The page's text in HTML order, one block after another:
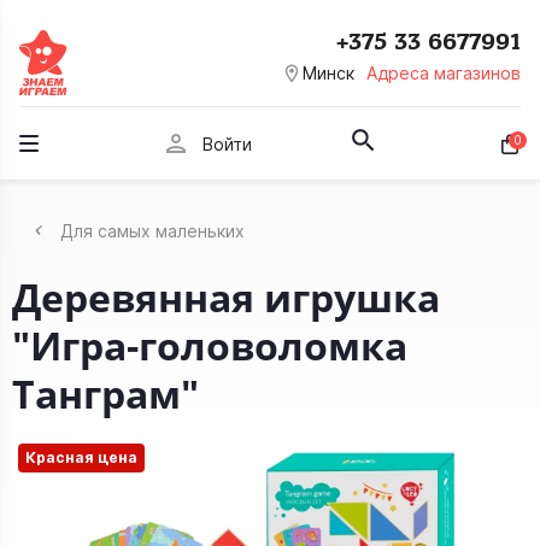
room Минск Адреса магазинов
+375 33 6677991
person Войти 0
Для самых маленьких
Деревянная игрушка
"Игра-головоломка
Танграм"
Красная цена